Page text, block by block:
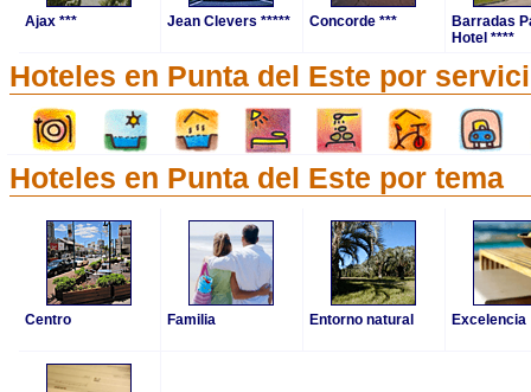
Ajax *** Jean Clevers ***** Concorde ***
Barradas
Hotel ****
Hoteles en Punta del Este por
Hoteles en Punta del Este por tema
Centro Familia Entorno natural Excelencia